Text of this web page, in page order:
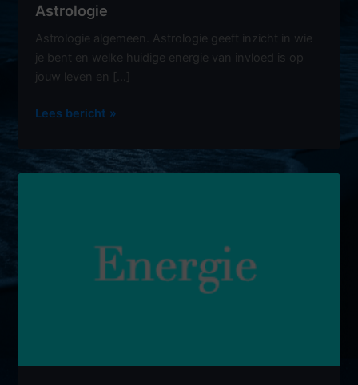
Astrologie
Astrologie algemeen. Astrologie geeft inzicht in wie
je bent en welke huidige energie van invloed is op
jouw leven en […]
Astrologie
Lees bericht »